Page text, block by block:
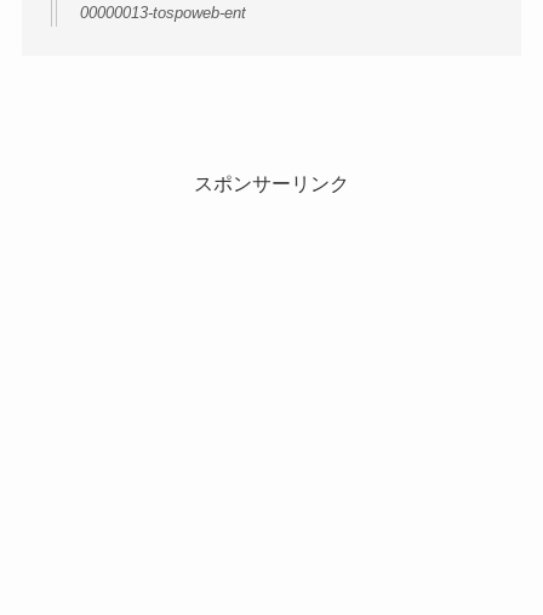
00000013-tospoweb-ent
スポンサーリンク